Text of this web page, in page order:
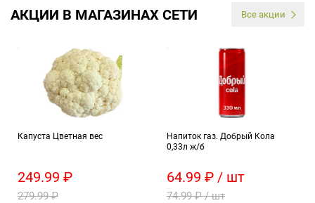
АКЦИИ В МАГАЗИНАХ СЕТИ Все акции
Капуста Цветная вес
249.99 ₽
279.99 ₽
Напиток газ. Добрый Кола
0,33л ж/б
64.99 ₽ / шт
74.99 ₽ / шт